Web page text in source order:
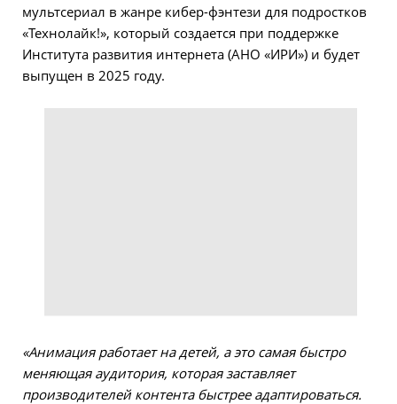
мультсериал в жанре кибер-фэнтези для подростков
«Технолайк!», который создается при поддержке
Института развития интернета (АНО «ИРИ») и будет
выпущен в 2025 году.
«Анимация работает на детей, а это самая быстро
меняющая аудитория, которая заставляет
производителей контента быстрее адаптироваться.